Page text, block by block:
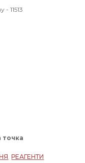
11513
точка
,РЕАГЕНТИ